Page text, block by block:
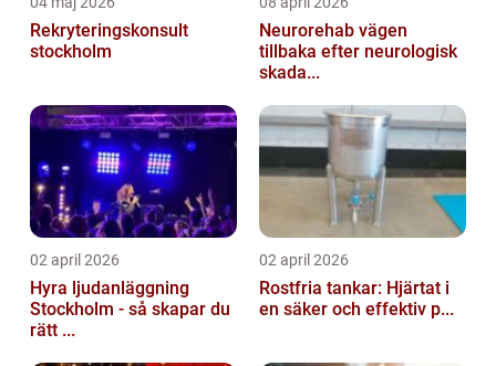
Rekryteringskonsult
stockholm
Neurorehab vägen
tillbaka efter neurologisk
skada...
02 april 2026
Hyra ljudanläggning
Stockholm - så skapar du
rätt ...
02 april 2026
Rostfria tankar: Hjärtat i
en säker och effektiv p...